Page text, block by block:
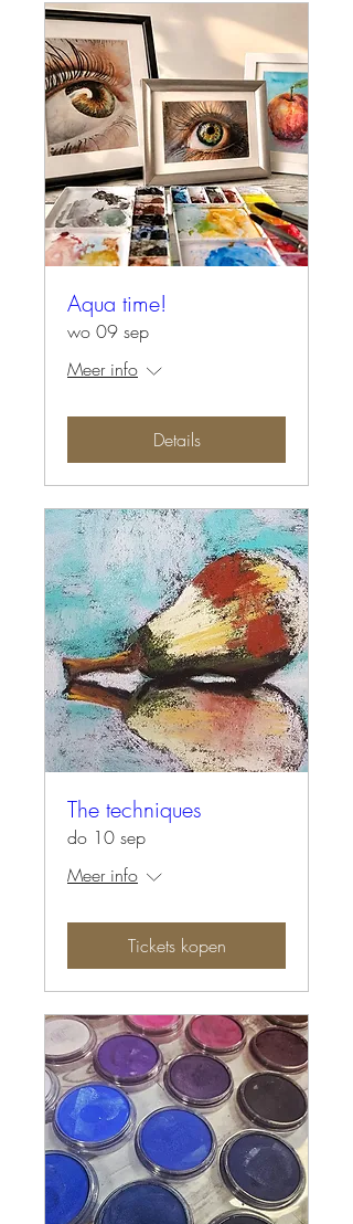
Aqua time!
wo 09 sep
Meer info
Details
The techniques
do 10 sep
Meer info
Tickets kopen